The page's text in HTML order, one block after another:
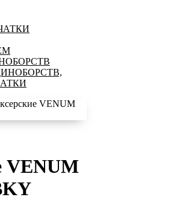
VENUM
VENUM